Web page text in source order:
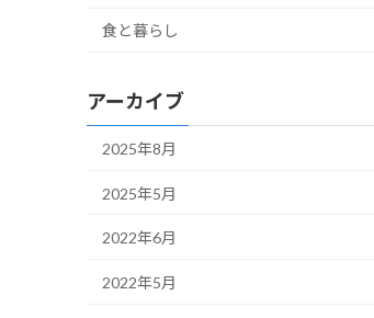
食と暮らし
アーカイブ
2025年8月
2025年5月
2022年6月
2022年5月